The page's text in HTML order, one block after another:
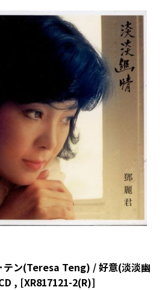
テン(Teresa Teng) / 好意(淡淡幽
, [XR817121-2(R)]